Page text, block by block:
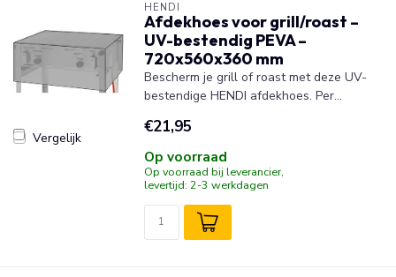
Vergelijk
HENDI
Afdekhoes voor grill/roast –
UV-bestendig PEVA –
720x560x360 mm
Bescherm je grill of roast met deze UV-
bestendige HENDI afdekhoes. Per...
€21,95
Op voorraad
Op voorraad bij leverancier,
levertijd: 2-3 werkdagen